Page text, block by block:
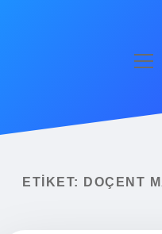
Yasal Uyarı
ETIKET: DOÇENT